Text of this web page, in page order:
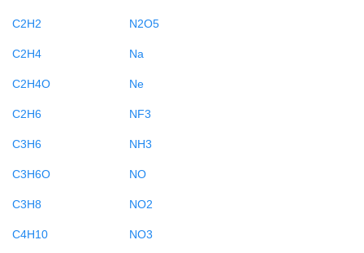
C2H2
C2H4
C2H4O
C2H6
C3H6
C3H6O
C3H8
C4H10
N2O5
Na
Ne
NF3
NH3
NO
NO2
NO3